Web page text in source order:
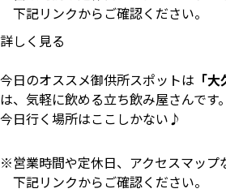
下記リンクからご確認ください。
詳しく見る
今日のオススメ御供所スポットは 「
は、気軽に飲める立ち飲み屋さんです。
今日行く場所はここしかない♪
営業時間や定休日、アクセスマッ
下記リンクからご確認ください。